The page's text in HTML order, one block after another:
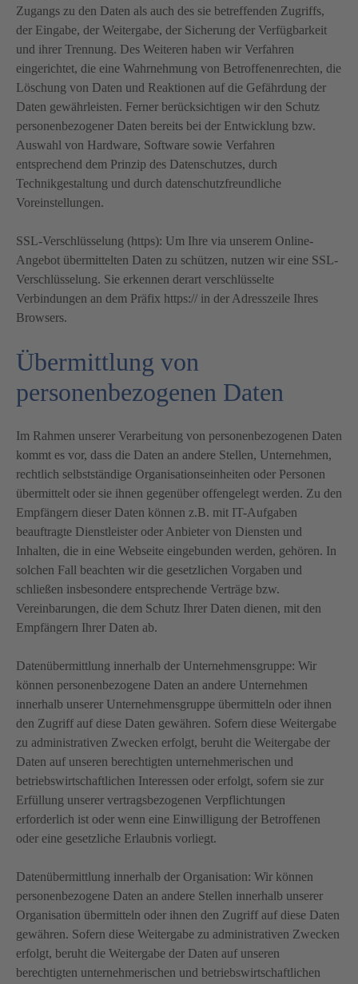
Zugangs zu den Daten als auch des sie betreffenden Zugriffs,
der Eingabe, der Weitergabe, der Sicherung der Verfügbarkeit
und ihrer Trennung. Des Weiteren haben wir Verfahren
eingerichtet, die eine Wahrnehmung von Betroffenenrechten, die
Löschung von Daten und Reaktionen auf die Gefährdung der
Daten gewährleisten. Ferner berücksichtigen wir den Schutz
personenbezogener Daten bereits bei der Entwicklung bzw.
Auswahl von Hardware, Software sowie Verfahren
entsprechend dem Prinzip des Datenschutzes, durch
Technikgestaltung und durch datenschutzfreundliche
Voreinstellungen.
SSL-Verschlüsselung (https): Um Ihre via unserem Online-
Angebot übermittelten Daten zu schützen, nutzen wir eine SSL-
Verschlüsselung. Sie erkennen derart verschlüsselte
Verbindungen an dem Präfix https:// in der Adresszeile Ihres
Browsers.
Übermittlung von
personenbezogenen Daten
Im Rahmen unserer Verarbeitung von personenbezogenen Daten
kommt es vor, dass die Daten an andere Stellen, Unternehmen,
rechtlich selbstständige Organisationseinheiten oder Personen
übermittelt oder sie ihnen gegenüber offengelegt werden. Zu den
Empfängern dieser Daten können z.B. mit IT-Aufgaben
beauftragte Dienstleister oder Anbieter von Diensten und
Inhalten, die in eine Webseite eingebunden werden, gehören. In
solchen Fall beachten wir die gesetzlichen Vorgaben und
schließen insbesondere entsprechende Verträge bzw.
Vereinbarungen, die dem Schutz Ihrer Daten dienen, mit den
Empfängern Ihrer Daten ab.
Datenübermittlung innerhalb der Unternehmensgruppe: Wir
können personenbezogene Daten an andere Unternehmen
innerhalb unserer Unternehmensgruppe übermitteln oder ihnen
den Zugriff auf diese Daten gewähren. Sofern diese Weitergabe
zu administrativen Zwecken erfolgt, beruht die Weitergabe der
Daten auf unseren berechtigten unternehmerischen und
betriebswirtschaftlichen Interessen oder erfolgt, sofern sie zur
Erfüllung unserer vertragsbezogenen Verpflichtungen
erforderlich ist oder wenn eine Einwilligung der Betroffenen
oder eine gesetzliche Erlaubnis vorliegt.
Datenübermittlung innerhalb der Organisation: Wir können
personenbezogene Daten an andere Stellen innerhalb unserer
Organisation übermitteln oder ihnen den Zugriff auf diese Daten
gewähren. Sofern diese Weitergabe zu administrativen Zwecken
erfolgt, beruht die Weitergabe der Daten auf unseren
berechtigten unternehmerischen und betriebswirtschaftlichen